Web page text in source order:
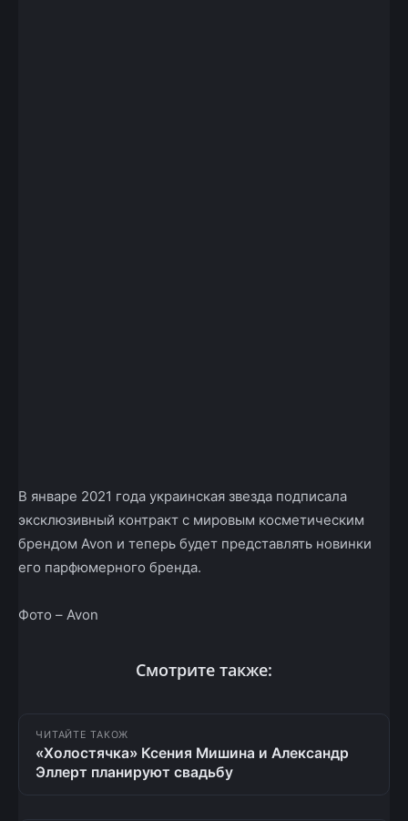
В январе 2021 года украинская звезда подписала
эксклюзивный контракт с мировым косметическим
брендом Avon и теперь будет представлять новинки
его парфюмерного бренда.
Фото – Avon
Смотрите также:
ЧИТАЙТЕ ТАКОЖ
«Холостячка» Ксения Мишина и Александр
Эллерт планируют свадьбу